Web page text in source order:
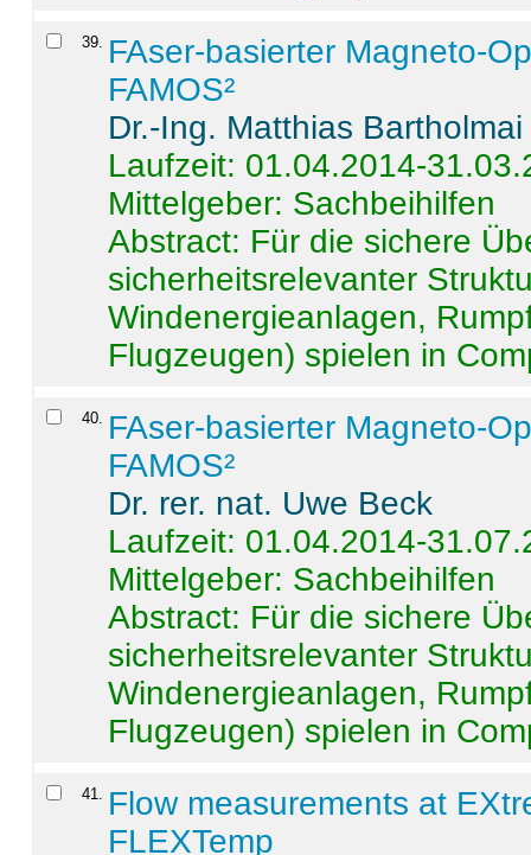
39. FAser-basierter Magneto-
FAMOS²
Dr.-Ing. Matthias Bartholmai
Laufzeit: 01.04.2014-
Mittelgeber: Sachbeihilfen
Abstract: Für die sichere
sicherheitsrelevanter
Windenergieanlagen,
Flugzeugen) spielen in
40. FAser-basierter Magneto-
FAMOS²
Dr. rer. nat. Uwe Beck
Laufzeit: 01.04.2014-
Mittelgeber: Sachbeihilfen
Abstract: Für die sichere
sicherheitsrelevanter
Windenergieanlagen,
Flugzeugen) spielen in
41. Flow measurements at
FLEXTemp